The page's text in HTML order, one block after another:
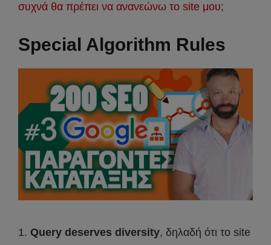
συχνά θα πρέπει να ανανεώνω το site μου;
Special Algorithm Rules
1. Query deserves diversity, δηλαδή ότι το site